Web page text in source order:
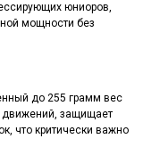
юниоров,
мощности без
до 255 грамм вес
движений, защищает
что критически важно